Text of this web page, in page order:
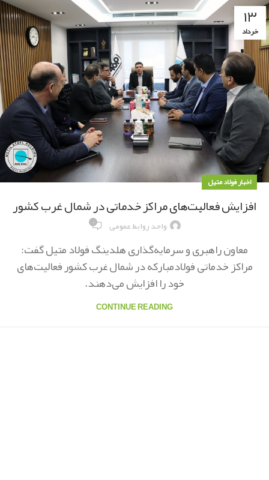
۱۳
خرداد
اخبار فولاد متیل
افزایش فعالیت‌های مراکز خدماتی در شمال غرب کشور
واحد روابط عمومی ۰
معاون راهبری و سرمایه‌گذاری هلدینگ فولاد متیل گفت:
مراکز خدماتی فولادمبارکه در شمال غرب کشور فعالیت‌های
خود را افزایش می‌دهند.
CONTINUE READING